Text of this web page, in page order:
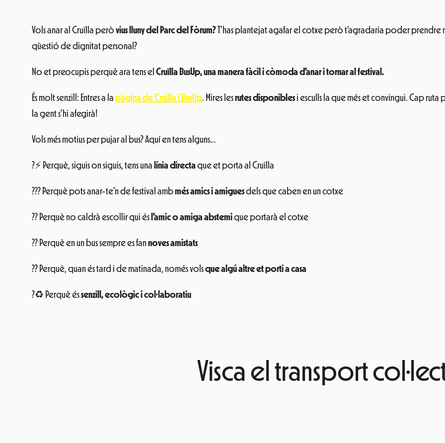
Vols anar al Cruïlla però vius lluny del Parc del Fòrum?T’has plantejat agafar el cotxe però t’agradaria poder prendre
qüestió de dignitat personal?
No et preocupis perquè ara tens el Cruïlla BusUp, una manera fàcil i còmoda d’anar i tornar al festival.
És molt senzill: Entres a la pàgina de Cruïlla i BusUp. Mires lesrutes disponibles i esculls la que més et convingui. Cap
la gent s’hi afegirà!
Vols més motius per pujar al bus? Aquí en tens alguns…
?⚡ Perquè, siguis on siguis, tens una línia directa que et porta al Cruïlla
??? Perquè pots anar-te’n de festival ambmés amics i amiguesdels que caben en un cotxe
?? Perquè no caldrà escollir qui és l’amic o amiga abstemique portarà el cotxe
?? Perquè en un bus sempre es fannoves amistats
?? Perquè, quan és tard i de matinada, només volsque algú altre et porti a casa
?♻ Perquè éssenzill, ecològic i col·laboratiu
Visca el transport